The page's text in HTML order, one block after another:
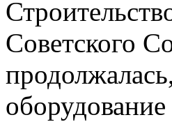
Советского